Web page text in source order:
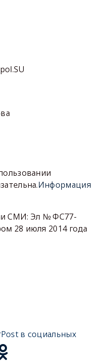
Информация
СМИ: Эл № ФС77-
28 июля 2014 года
в социальных